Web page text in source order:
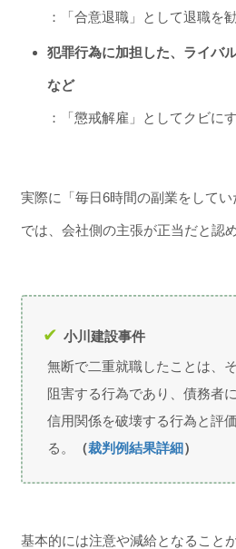
：「合意退職」として退職を
犯罪行為に加担した、ライバ
など
：「懲戒解雇」としてクビに
実際に「毎日6時間の副業をしてい
では、会社側の主張が正当だと認
小川建設事件
無断で二重就職したことは、
阻害する行為であり、債務者
信用関係を破壊する行為と評
る。
（裁判例結果詳細）
基本的には注意や減給となること